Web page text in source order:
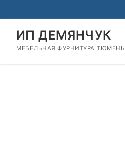
к
содержимому
ИП ДЕМЯНЧУК
МЕБЕЛЬНАЯ ФУРНИТУРА ТЮМЕНЬ